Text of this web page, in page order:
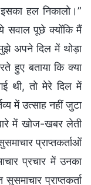
हल निकालो।”
सवाल पूछे क्योंकि मैं
अपने दिल में थोड़ा
हुए बताया कि क्या
थी, तो मेरे दिल में
में उत्साह नहीं जुटा
में खोज-खबर लेती
प्राप्तकर्ताओं
प्रचार में उनका
प्राप्तकर्ता